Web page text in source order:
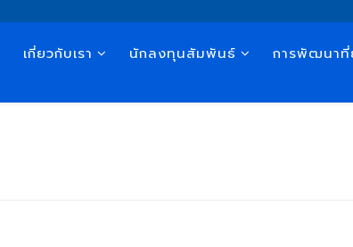
เกี่ยวกับเรา นักลงทุนสัมพันธ์ การพัฒนาที่